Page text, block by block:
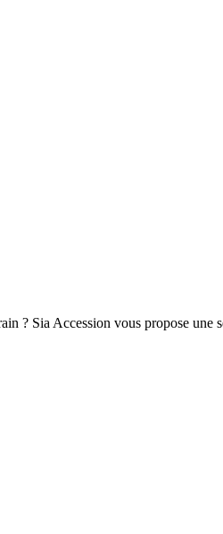
? Sia Accession vous propose